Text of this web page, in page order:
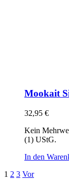
Mookait
32,95 €
Kein
(1) UStG.
In den
1 2 3 Vor